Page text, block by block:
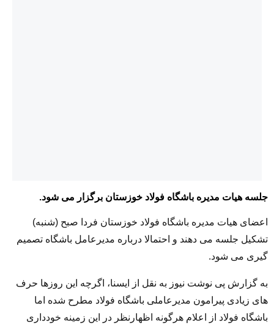
جلسه هیات مدیره باشگاه فولاد خوزستان برگزار می شود.
اعضای هیات مدیره باشگاه فولاد خوزستان فردا صبح (شنبه)
تشکیل جلسه می دهند و احتمالا درباره مدیرعامل باشگاه تصمیم
گیری می شود.
به گزارش پی نوشت نیوز به نقل از ایسنا، اگرچه این روزها حرف
های زیادی پیرامون مدیرعاملی باشگاه فولاد مطرح شده اما
باشگاه فولاد از اعلام هرگونه اظهارنظر در این زمینه خودداری